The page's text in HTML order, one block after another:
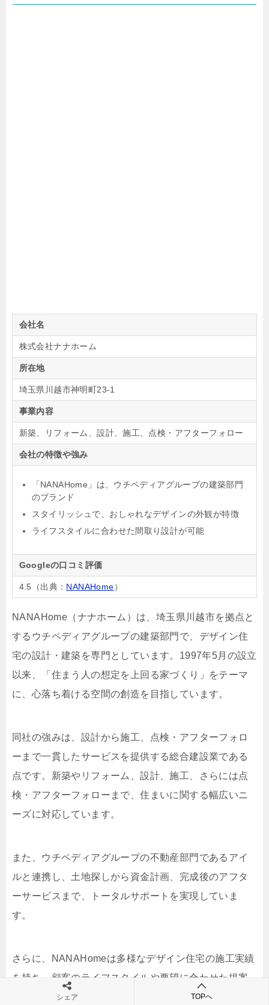
会社名
株式会社ナナホーム
所在地
埼玉県川越市神明町23-1
事業内容
新築、リフォーム、設計、施工、点検・アフターフォロー
会社の特徴や強み
「NANAHome」は、ウチペディアグループの建築部門
のブランド
スタイリッシュで、おしゃれなデザインの外観が特徴
ライフスタイルに合わせた間取り設計が可能
Googleの口コミ評価
4.5（出典： NANAHome）
NANAHome（ナナホーム）は、埼玉県川越市を拠点と
するウチペディアグループの建築部門で、デザイン住
宅の設計・建築を専門としています。1997年5月の設立
以来、「住まう人の想定を上回る家づくり」をテーマ
に、心落ち着ける空間の創造を目指しています。
同社の強みは、設計から施工、点検・アフターフォロ
ーまで一貫したサービスを提供する総合建設業である
点です。新築やリフォーム、設計、施工、さらには点
検・アフターフォローまで、住まいに関する幅広いニ
ーズに対応しています。
また、ウチペディアグループの不動産部門であるアイ
ルと連携し、土地探しから資金計画、完成後のアフタ
ーサービスまで、トータルサポートを実現していま
す。
さらに、NANAHomeは多様なデザイン住宅の施工実績
を持ち、顧客のライフスタイルや要望に合わせた提案
力が評価されています。例えば、家事動線を考慮した
シェア TOPへ